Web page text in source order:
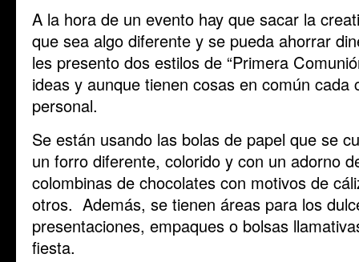
A la hora de un evento hay que sacar la
que sea algo diferente y se pueda ahorrar
les presento dos estilos de “Primera
ideas y aunque tienen cosas en común cada
personal.
Se están usando las bolas de papel que se
un forro diferente, colorido y con un adorno
colombinas de chocolates con motivos de
otros. Además, se tienen áreas para los
presentaciones, empaques o bolsas
fiesta.